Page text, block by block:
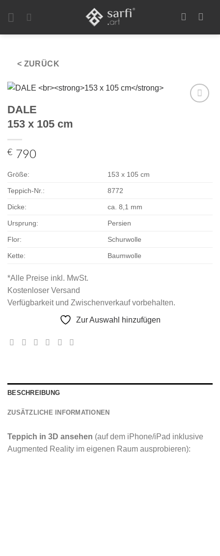
< ZURÜCK
DALE
153 x 105 cm
€ 790
Größe: 153 x 105 cm
Teppich-Nr.: 8772
Dicke: ca. 8,1 mm
Ursprung: Persien
Flor: Schurwolle
Kette: Baumwolle
*Alle Preise inkl. MwSt.
Kostenloser Versand
Verfügbarkeit und Zwischenverkauf vorbehalten.
Zur Auswahl hinzufügen
BESCHREIBUNG
ZUSÄTZLICHE INFORMATIONEN
Teppich in 3D ansehen (auf dem iPhone/iPad inklusive
Augmented Reality im eigenen Raum ausprobieren):